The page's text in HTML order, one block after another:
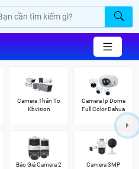
Camera Thân To
Kbvision
Camera Ip Dome
Full Color Dahua
Báo Giá Camera 2
Camera 3MP